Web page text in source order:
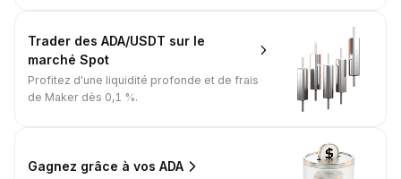
Trader des ADA/USDT sur le
marché Spot
Profitez d'une liquidité profonde et de frais
de Maker dès 0,1 %.
Gagnez grâce à vos ADA